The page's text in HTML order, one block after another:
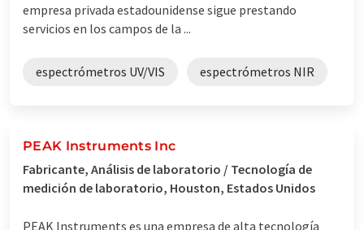
empresa privada estadounidense sigue prestando
servicios en los campos de la ...
espectrómetros UV/VIS espectrómetros NIR
PEAK Instruments Inc
Fabricante, Análisis de laboratorio / Tecnología de
medición de laboratorio, Houston, Estados Unidos
PEAK Instruments es una empresa de alta tecnología